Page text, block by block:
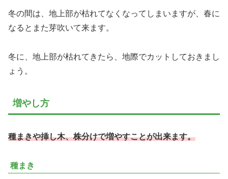
冬の間は、地上部が枯れてなくなってしまいますが、春に
なるとまた芽吹いて来ます。
冬に、地上部が枯れてきたら、地際でカットしておきまし
ょう。
増やし方
種まきや挿し木、株分けで増やすことが出来ます。
種まき